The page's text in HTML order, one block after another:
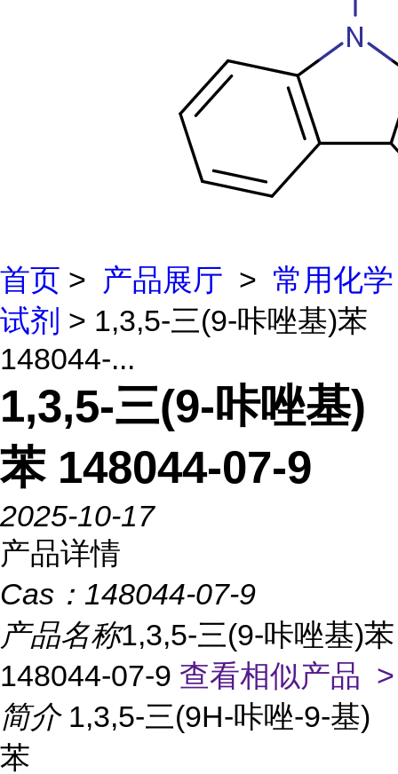
首页 > 产品展厅 > 常用化学
试剂 > 1,3,5-三(9-咔唑基)苯
148044-...
1,3,5-三(9-咔唑基)
苯 148044-07-9
2025-10-17
产品详情
Cas： 148044-07-9
产品名称1,3,5-三(9-咔唑基)苯
148044-07-9 查看相似产品 >
简介 1,3,5-三(9H-咔唑-9-基)
苯